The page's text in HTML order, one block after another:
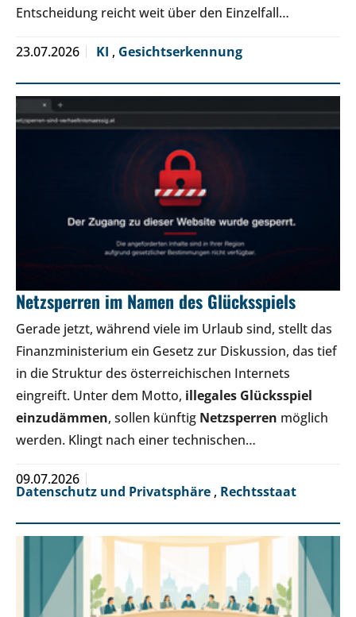
Entscheidung reicht weit über den Einzelfall…
23.07.2026 KI , Gesichtserkennung
Netzsperren im Namen des Glücksspiels
Gerade jetzt, während viele im Urlaub sind, stellt das
Finanzministerium ein Gesetz zur Diskussion, das tief
in die Struktur des österreichischen Internets
eingreift. Unter dem Motto, illegales Glücksspiel
einzudämmen, sollen künftig Netzsperren möglich
werden. Klingt nach einer technischen…
09.07.2026
Datenschutz und Privatsphäre , Rechtsstaat